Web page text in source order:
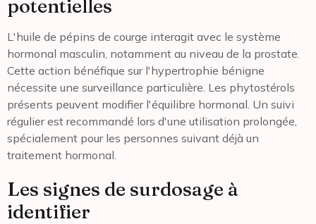
potentielles
L'huile de pépins de courge interagit avec le système
hormonal masculin, notamment au niveau de la prostate.
Cette action bénéfique sur l'hypertrophie bénigne
nécessite une surveillance particulière. Les phytostérols
présents peuvent modifier l'équilibre hormonal. Un suivi
régulier est recommandé lors d'une utilisation prolongée,
spécialement pour les personnes suivant déjà un
traitement hormonal.
Les signes de surdosage à
identifier